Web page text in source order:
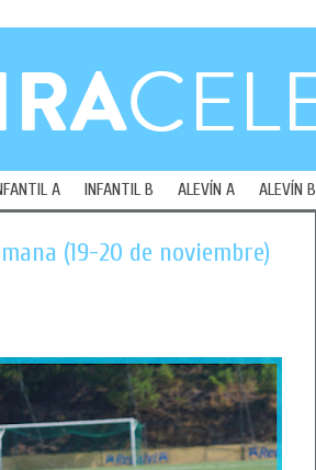
A INFANTIL B ALEVÍN A ALEVÍN B
(19-20 de noviembre)